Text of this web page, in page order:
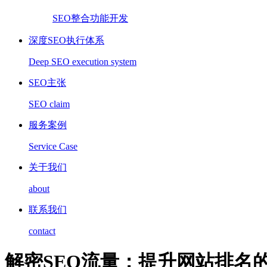
SEO整合功能开发
深度SEO执行体系
Deep SEO execution system
SEO主张
SEO claim
服务案例
Service Case
关于我们
about
联系我们
contact
解密SEO流量：提升网站排名